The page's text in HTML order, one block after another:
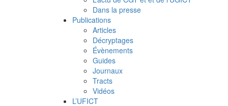
Dans la presse
Publications
Articles
Décryptages
Évènements
Guides
Journaux
Tracts
Vidéos
L’UFICT